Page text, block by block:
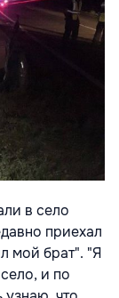
в село
приехал
мой брат". "Я
и по